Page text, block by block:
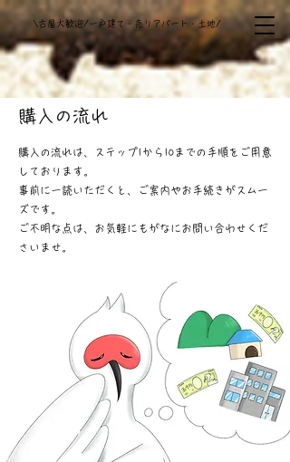
​\古屋大歓迎/一戸建て・売りアパート・土地/
​購入の流れ
購入の流れは、ステップ1から10までの手順をご用意
しております。
事前に一読いただくと、ご案内やお手続きがスムー
ズです。
ご不明な点は、お気軽にもがなにお問い合わせくだ
さいませ。